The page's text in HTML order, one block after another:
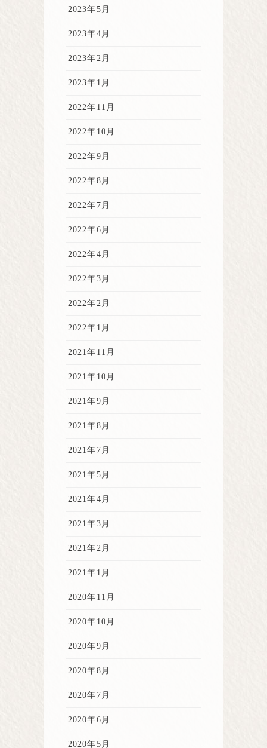
2023年5月
2023年4月
2023年2月
2023年1月
2022年11月
2022年10月
2022年9月
2022年8月
2022年7月
2022年6月
2022年4月
2022年3月
2022年2月
2022年1月
2021年11月
2021年10月
2021年9月
2021年8月
2021年7月
2021年5月
2021年4月
2021年3月
2021年2月
2021年1月
2020年11月
2020年10月
2020年9月
2020年8月
2020年7月
2020年6月
2020年5月